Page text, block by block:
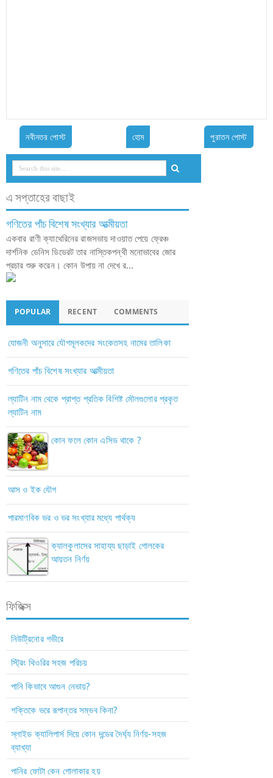
নবীনতর পোস্ট পুরাতন পোস্ট
হোম
এ সপ্তাহের বাছাই
গণিতের পাঁচ বিশেষ সংখ্যার আত্মীয়তা
একবার রাণী ক্যাথেরিনের রাজসভায় দাওয়াত পেয়ে ফ্রেঞ্চ
দার্শনিক ডেনিস ডিডেরট তার নাস্তিকপন্থী মনোভাবের জোর
প্রচার শুরু করেন। কোন উপায় না দেখে র...
POPULAR RECENT COMMENTS
যোজনী অনুসারে যৌগমূলকদের সংকেতসহ নামের তালিকা
গণিতের পাঁচ বিশেষ সংখ্যার আত্মীয়তা
ল্যাটিন নাম থেকে প্রাপ্ত প্রতিক বিশিষ্ট মৌলগুলোর প্রকৃত
ল্যাটিন নাম
কোন ফলে কোন এসিড থাকে ?
আস ও ইক যৌগ
পারমাণবিক ভর ও ভর সংখ্যার মধ্যে পার্থক্য
ক্যালকুলাসের সাহায্য ছাড়াই গোলকের
আয়তন নির্ণয়
ফিজিক্স
নিউট্রিনোর গভীরে
স্ট্রিং থিওরির সহজ পরিচয়
পানি কিভাবে আগুন নেভায়?
শক্তিকে ভরে রূপান্তর সম্ভব কিনা?
স্লাইড ক্যালিপার্স দিয়ে কোন দন্ডের দৈর্ঘ্য নির্ণয়-সহজ
ব্যাখ্যা
পানির ফোটা কেন গোলাকার হয়